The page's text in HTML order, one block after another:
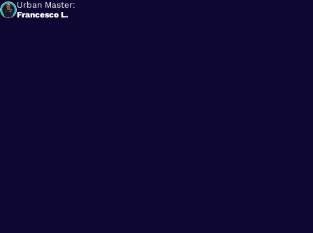
Urban Master:
Francesco L.